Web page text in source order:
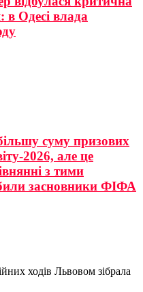
в Одесі влада
суму призових
2026, але це
з тими
засновники ФІФА
ходів Львовом зібрала